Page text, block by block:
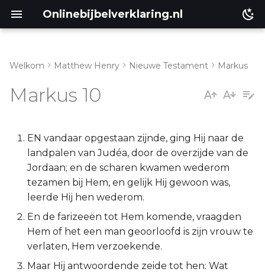
Onlinebijbelverklaring.nl
Leviticus
Numeri
Deuteronomium
Jozua
Markus 10:13-16
Markus 10:17-31
Markus 10:32-45
Markus 10:46-52
Welkom Matthew Henry Nieuwe Testament Markus
Markus 10
EN vandaar opgestaan zijnde, ging Hij naar de
landpalen van Judéa, door de overzijde van de
Jordaan; en de scharen kwamen wederom
tezamen bij Hem, en gelijk Hij gewoon was,
leerde Hij hen wederom.
En de farizeeën tot Hem komende, vraagden
Hem of het een man geoorloofd is zijn vrouw te
verlaten, Hem verzoekende.
Maar Hij antwoordende zeide tot hen: Wat